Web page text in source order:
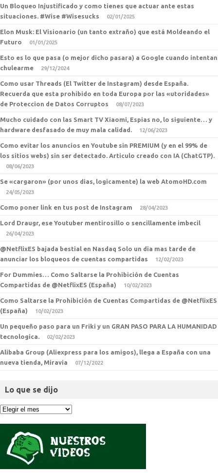
Un Bloqueo Injustificado y como tienes que actuar ante estas
situaciones. #Wise #Wisesucks
02/01/2025
Elon Musk: El Visionario (un tanto extraño) que está Moldeando el
Futuro
01/01/2025
Esto es lo que pasa (o mejor dicho pasara) a Google cuando intentan
chulearme
29/12/2024
Como usar Threads (El Twitter de Instagram) desde España.
Recuerda que esta prohibido en toda Europa por las «utoridades»
de Proteccion de Datos Corruptos
08/07/2023
Mucho cuidado con las Smart TV Xiaomi, Espias no, lo siguiente… y
hardware desfasado de muy mala calidad.
12/06/2023
Como evitar los anuncios en Youtube sin PREMIUM (y en el 99% de
los sitios webs) sin ser detectado. Articulo creado con IA (ChatGTP).
08/06/2023
Se «cargaron» (por unos dias, logicamente) la web AtomoHD.com
24/05/2023
Como poner link en tus post de Instagram 28/04/2023
Lord Draugr, ese Youtuber mentirosillo o sencillamente imbecil
26/04/2023
@NetflixES bajada bestial en Nasdaq Solo un dia mas tarde de
anunciar los bloqueos de cuentas compartidas
12/02/2023
For Dummies… Como Saltarse la Prohibición de Cuentas
Compartidas de @NetflixES (España)
10/02/2023
Como Saltarse la Prohibición de Cuentas Compartidas de @NetflixES
(España)
10/02/2023
Un pequeño paso para un Friki y un GRAN PASO PARA LA HUMANIDAD
tecnologica.
02/02/2023
Alibaba Group (Aliexpress para los amigos), llega a España con una
nueva tienda, Miravia
07/12/2022
Lo que se dijo
Lo
dijo